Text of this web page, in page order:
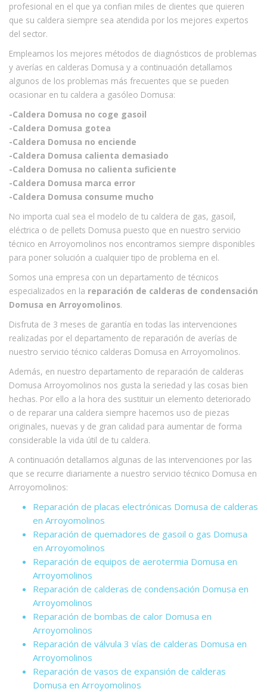
profesional en el que ya confian miles de clientes que quieren
que su caldera siempre sea atendida por los mejores expertos
del sector.
Empleamos los mejores métodos de diagnósticos de problemas
y averías en calderas Domusa y a continuación detallamos
algunos de los problemas más frecuentes que se pueden
ocasionar en tu caldera a gasóleo Domusa:
-Caldera Domusa no coge gasoil
-Caldera Domusa gotea
-Caldera Domusa no enciende
-Caldera Domusa calienta demasiado
-Caldera Domusa no calienta suficiente
-Caldera Domusa marca error
-Caldera Domusa consume mucho
No importa cual sea el modelo de tu caldera de gas, gasoil,
eléctrica o de pellets Domusa puesto que en nuestro servicio
técnico en Arroyomolinos nos encontramos siempre disponibles
para poner solución a cualquier tipo de problema en el.
Somos una empresa con un departamento de técnicos
especializados en la reparación de calderas de condensación
Domusa en Arroyomolinos.
Disfruta de 3 meses de garantía en todas las intervenciones
realizadas por el departamento de reparación de averías de
nuestro servicio técnico calderas Domusa en Arroyomolinos.
Además, en nuestro departamento de reparación de calderas
Domusa Arroyomolinos nos gusta la seriedad y las cosas bien
hechas. Por ello a la hora des sustituir un elemento deteriorado
o de reparar una caldera siempre hacemos uso de piezas
originales, nuevas y de gran calidad para aumentar de forma
considerable la vida útil de tu caldera.
A continuación detallamos algunas de las intervenciones por las
que se recurre diariamente a nuestro servicio técnico Domusa en
Arroyomolinos:
Reparación de placas electrónicas Domusa de calderas
en Arroyomolinos
Reparación de quemadores de gasoil o gas Domusa
en Arroyomolinos
Reparación de equipos de aerotermia Domusa en
Arroyomolinos
Reparación de calderas de condensación Domusa en
Arroyomolinos
Reparación de bombas de calor Domusa en
Arroyomolinos
Reparación de válvula 3 vías de calderas Domusa en
Arroyomolinos
Reparación de vasos de expansión de calderas
Domusa en Arroyomolinos